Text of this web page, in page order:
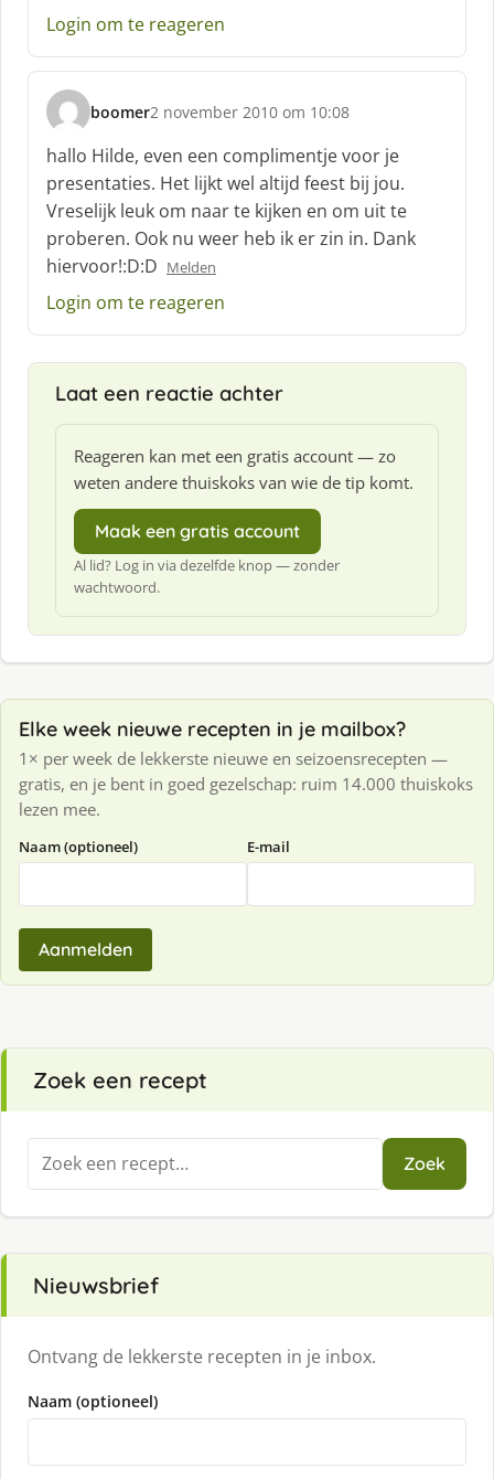
e
f
Login om te reageren
boomer
s
c
h
r
e
e
f
2 november 2010 om 10:08
hallo Hilde, even een complimentje voor je
presentaties. Het lijkt wel altijd feest bij jou.
Vreselijk leuk om naar te kijken en om uit te
proberen. Ook nu weer heb ik er zin in. Dank
hiervoor!:D:D Melden
Login om te reageren
Laat een reactie achter
Reageren kan met een gratis account — zo
weten andere thuiskoks van wie de tip komt.
Maak een gratis account
Al lid? Log in via dezelfde knop — zonder
wachtwoord.
Elke week nieuwe recepten in je mailbox?
1× per week de lekkerste nieuwe en seizoensrecepten —
gratis, en je bent in goed gezelschap: ruim 14.000 thuiskoks
lezen mee.
Naam (optioneel) E-mail
Aanmelden
Zoek een recept
Zoeken
naar:
Zoek
Nieuwsbrief
Ontvang de lekkerste recepten in je inbox.
Naam (optioneel)